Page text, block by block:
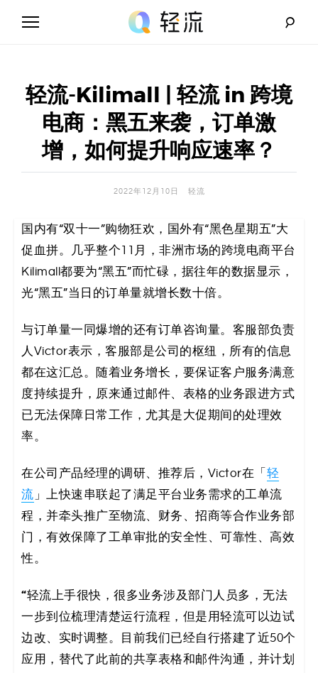
流
_
A
I
代
码
解
决
方
案
低
代
码
零
代
码
轻流-Kilimall | 轻流 in 跨境
电商：黑五来袭，订单激
增，如何提升响应速率？
2022年12月10日 轻流
国内有“双十一”购物狂欢，国外有“黑色星期五”大
促血拼。几乎整个11月，非洲市场的跨境电商平台
Kilimall都要为“黑五”而忙碌，据往年的数据显示，
光“黑五”当日的订单量就增长数十倍。
与订单量一同爆增的还有订单咨询量。客服部负责
人Victor表示，客服部是公司的枢纽，所有的信息
都在这汇总。随着业务增长，要保证客户服务满意
度持续提升，原来通过邮件、表格的业务跟进方式
已无法保障日常工作，尤其是大促期间的处理效
率。
在公司产品经理的调研、推荐后，Victor在「 轻
流 」上快速串联起了满足平台业务需求的工单流
程，并牵头推广至物流、财务、招商等合作业务部
门，有效保障了工单审批的安全性、可靠性、高效
性。
“轻流上手很快，很多业务涉及部门人员多，无法
一步到位梳理清楚运行流程，但是用轻流可以边试
边改、实时调整。目前我们已经自行搭建了近50个
应用，替代了此前的共享表格和邮件沟通，并计划